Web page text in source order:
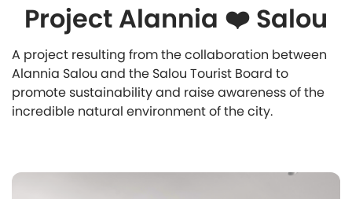
Project Alannia ❤️ Salou
A project resulting from the collaboration between
Alannia Salou and the Salou Tourist Board to
promote sustainability and raise awareness of the
incredible natural environment of the city.